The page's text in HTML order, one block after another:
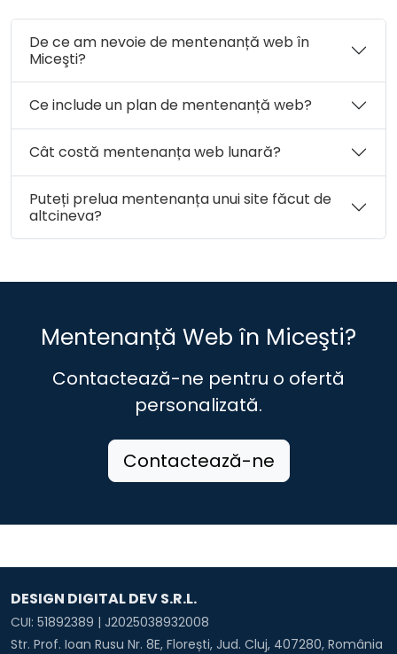
De ce am nevoie de mentenanță web în
Miceşti?
Ce include un plan de mentenanță web?
Cât costă mentenanța web lunară?
Puteți prelua mentenanța unui site făcut de
altcineva?
Mentenanță Web în Miceşti?
Contactează-ne pentru o ofertă
personalizată.
Contactează-ne
DESIGN DIGITAL DEV S.R.L.
CUI: 51892389 | J2025038932008
Str. Prof. Ioan Rusu Nr. 8E, Florești, Jud. Cluj, 407280, România